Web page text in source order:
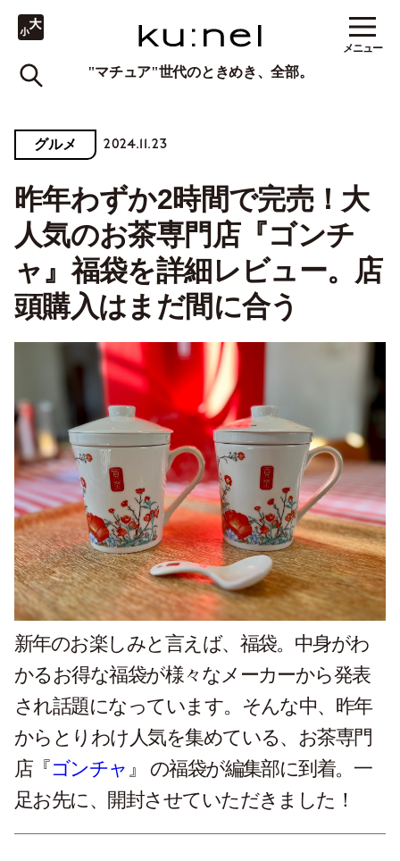
"マチュア"世代のときめき、全部。
メニュー
グルメ 2024.11.23
昨年わずか2時間で完売！大
人気のお茶専門店『ゴンチ
ャ』福袋を詳細レビュー。店
頭購入はまだ間に合う
新年のお楽しみと言えば、福袋。中身がわ
かるお得な福袋が様々なメーカーから発表
され話題になっています。そんな中、昨年
からとりわけ人気を集めている、お茶専門
店『ゴンチャ 』 の福袋が編集部に到着。一
足お先に、開封させていただきました！